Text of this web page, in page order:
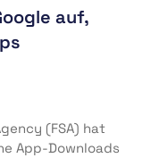
auf,
(FSA) hat
App-Downloads